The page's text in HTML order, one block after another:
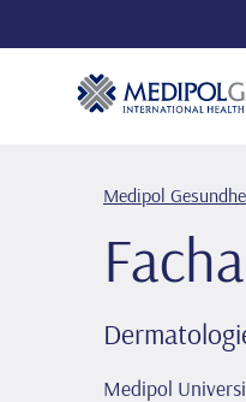
Medipol
Medipol